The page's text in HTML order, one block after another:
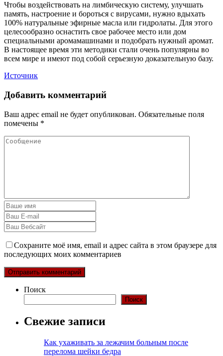
Чтобы воздействовать на лимбическую систему, улучшать
память, настроение и бороться с вирусами, нужно вдыхать
100% натуральные эфирные масла или гидролаты. Для этого
целесообразно оснастить свое рабочее место или дом
специальными аромамашинами и подобрать нужный аромат.
В настоящее время эти методики стали очень популярны во
всем мире и имеют под собой серьезную доказательную базу.
Источник
Добавить комментарий
Ваш адрес email не будет опубликован. Обязательные поля
помечены *
Сохраните моё имя, email и адрес сайта в этом браузере для
последующих моих комментариев
Поиск
Поиск
Свежие записи
Как ухаживать за лежачим больным после
перелома шейки бедра